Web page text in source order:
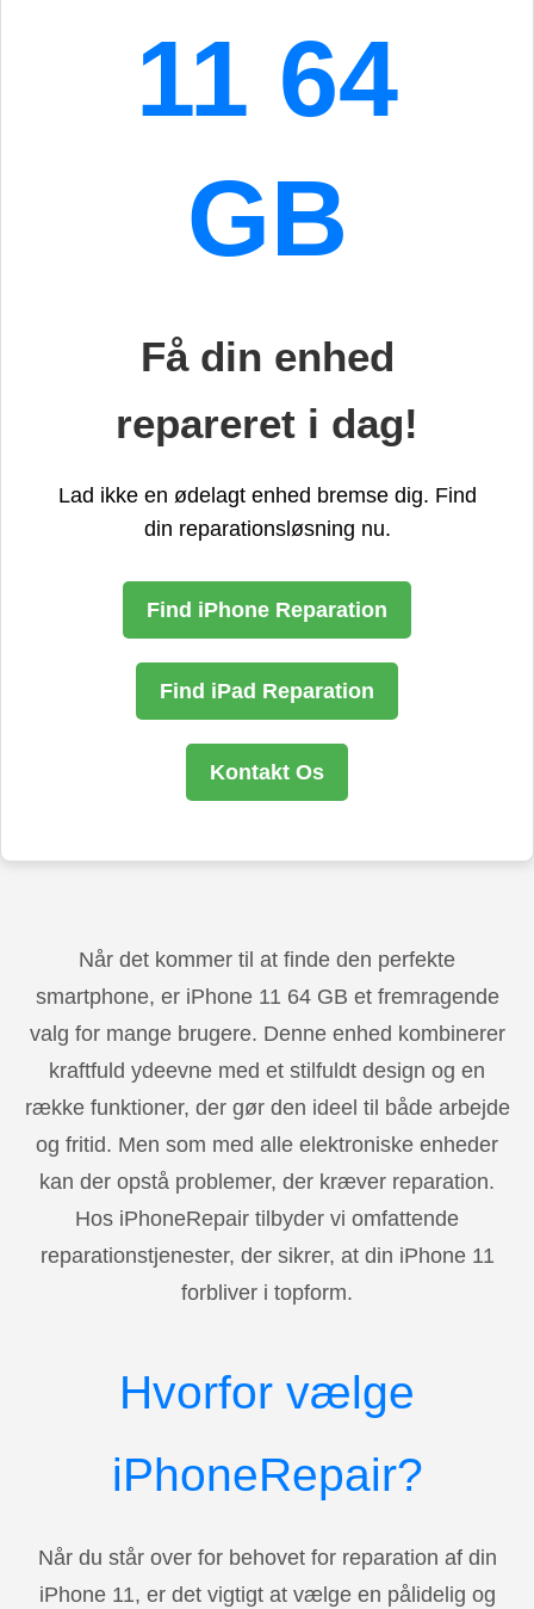
11 64
GB
Få din enhed
repareret i dag!
Lad ikke en ødelagt enhed bremse dig. Find
din reparationsløsning nu.
Find iPhone Reparation
Find iPad Reparation
Kontakt Os
Når det kommer til at finde den perfekte
smartphone, er iPhone 11 64 GB et fremragende
valg for mange brugere. Denne enhed kombinerer
kraftfuld ydeevne med et stilfuldt design og en
række funktioner, der gør den ideel til både arbejde
og fritid. Men som med alle elektroniske enheder
kan der opstå problemer, der kræver reparation.
Hos iPhoneRepair tilbyder vi omfattende
reparationstjenester, der sikrer, at din iPhone 11
forbliver i topform.
Hvorfor vælge
iPhoneRepair?
Når du står over for behovet for reparation af din
iPhone 11, er det vigtigt at vælge en pålidelig og